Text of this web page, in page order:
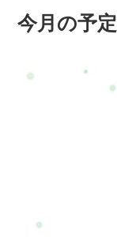
今月の予定